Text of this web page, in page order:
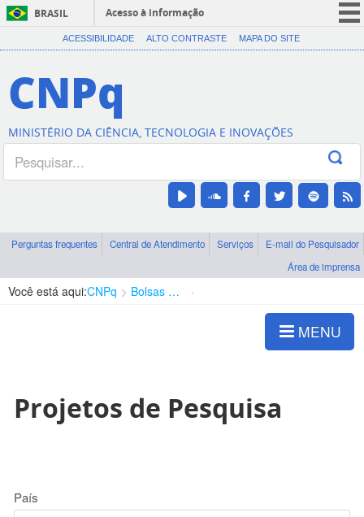
BRASIL
Acesso à informação
CORONAVÍRUS (COVID-19)
Canais
ACESSIBILIDADE ALTO CONTRASTE MAPA DO SITE
CNPq
MINISTÉRIO DA CIÊNCIA, TECNOLOGIA E INOVAÇÕES
Perguntas frequentes Central de Atendimento Serviços
E-mail do Pesquisador
Área de imprensa
Você está aqui:CNPq Bolsas e Auxílios Vigentes
MENU
Projetos de Pesquisa
País